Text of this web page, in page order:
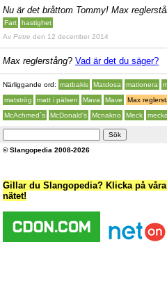
Nu är det bråttom Tommy! Max
Fart
hastighet
Av Petre den 12 december 2014
Max reglerstång? Vad är det du säger?
Närliggande ord: matbakis Matdosa mationera
matströg
matt i pälsen Mava Mave Max
McAchmed´s
McDonald's Mcnakno Meck mecka
© Slangopedia 2008-2026
Gillar du Slangopedia? Klicka på
nätet!